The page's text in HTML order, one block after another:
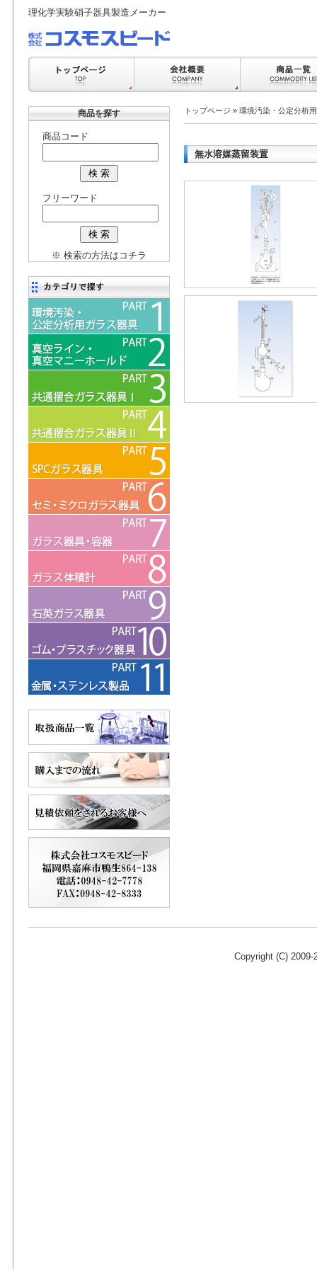
理化学実験硝子器具製造メーカー
商品を探す
商品コード
フリーワード
※ 検索の方法はコチラ
トップページ » 環境汚染・公定分析
無水溶媒蒸留装置
Copyright (C)